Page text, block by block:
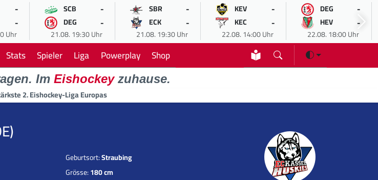
-
-
Uhr
SCB -
DEG -
21.08. 19:30 Uhr
SBR -
ECK -
21.08. 19:30 Uhr
KEV -
KEC -
22.08. 14:00 Uhr
DEG -
HEV -
22.08. 18:00 Uhr
Stats Spieler Liga Powerplay Shop
Im Eishockeyzuhause.
2. Eishockey-Liga Europas
Geburtsort:Straubing
Grösse:180 cm